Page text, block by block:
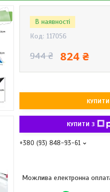
В наявності
Код: 117056
944 ₴ 824 ₴
КУПИТИ
КУПИТИ З
+380 (93) 848-93-61